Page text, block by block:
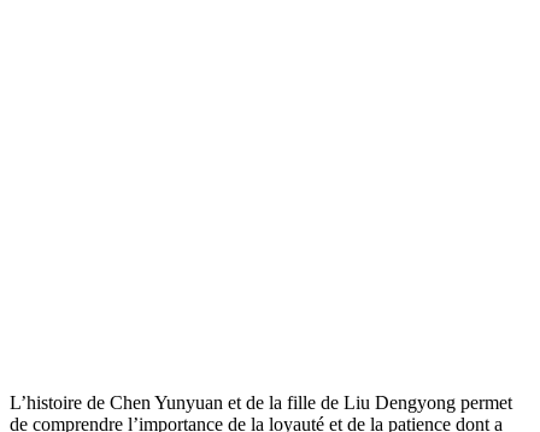
L’histoire de Chen Yunyuan et de la fille de Liu Dengyong permet
de comprendre l’importance de la loyauté et de la patience dont a